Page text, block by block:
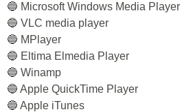
🔵 Microsoft Windows Media Player
🔵 VLC media player
🔵 MPlayer
🔵 Eltima Elmedia Player
🔵 Winamp
🔵 Apple QuickTime Player
🔵 Apple iTunes